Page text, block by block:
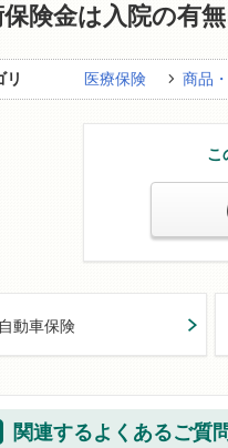
険金は入院の有
リ 医療保険 商品
こ
動車保険
関連するよくあるご質